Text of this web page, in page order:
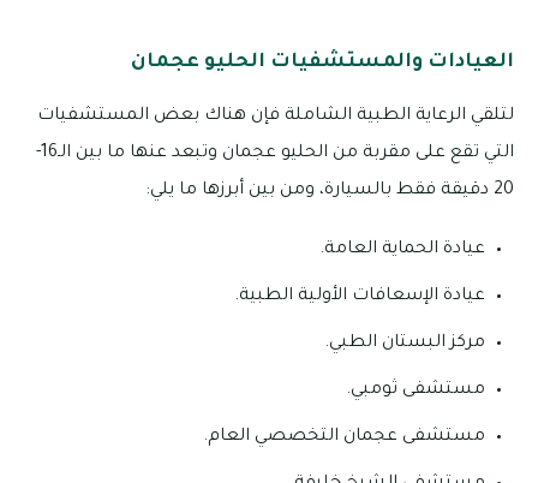
العيادات والمستشفيات الحليو عجمان
لتلقي الرعاية الطبية الشاملة فإن هناك بعض المستشفيات
التي تقع على مقربة من الحليو عجمان وتبعد عنها ما بين الـ16-
20 دقيقة فقط بالسيارة، ومن بين أبرزها ما يلي:
عيادة الحماية العامة.
عيادة الإسعافات الأولية الطبية.
مركز البستان الطبي.
مستشفى ثومبي.
مستشفى عجمان التخصصي العام.